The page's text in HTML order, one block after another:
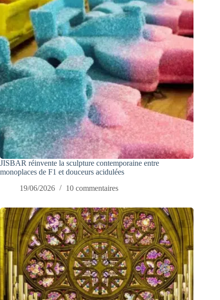
JISBAR réinvente la sculpture contemporaine entre
monoplaces de F1 et douceurs acidulées
19/06/2026
10 commentaires